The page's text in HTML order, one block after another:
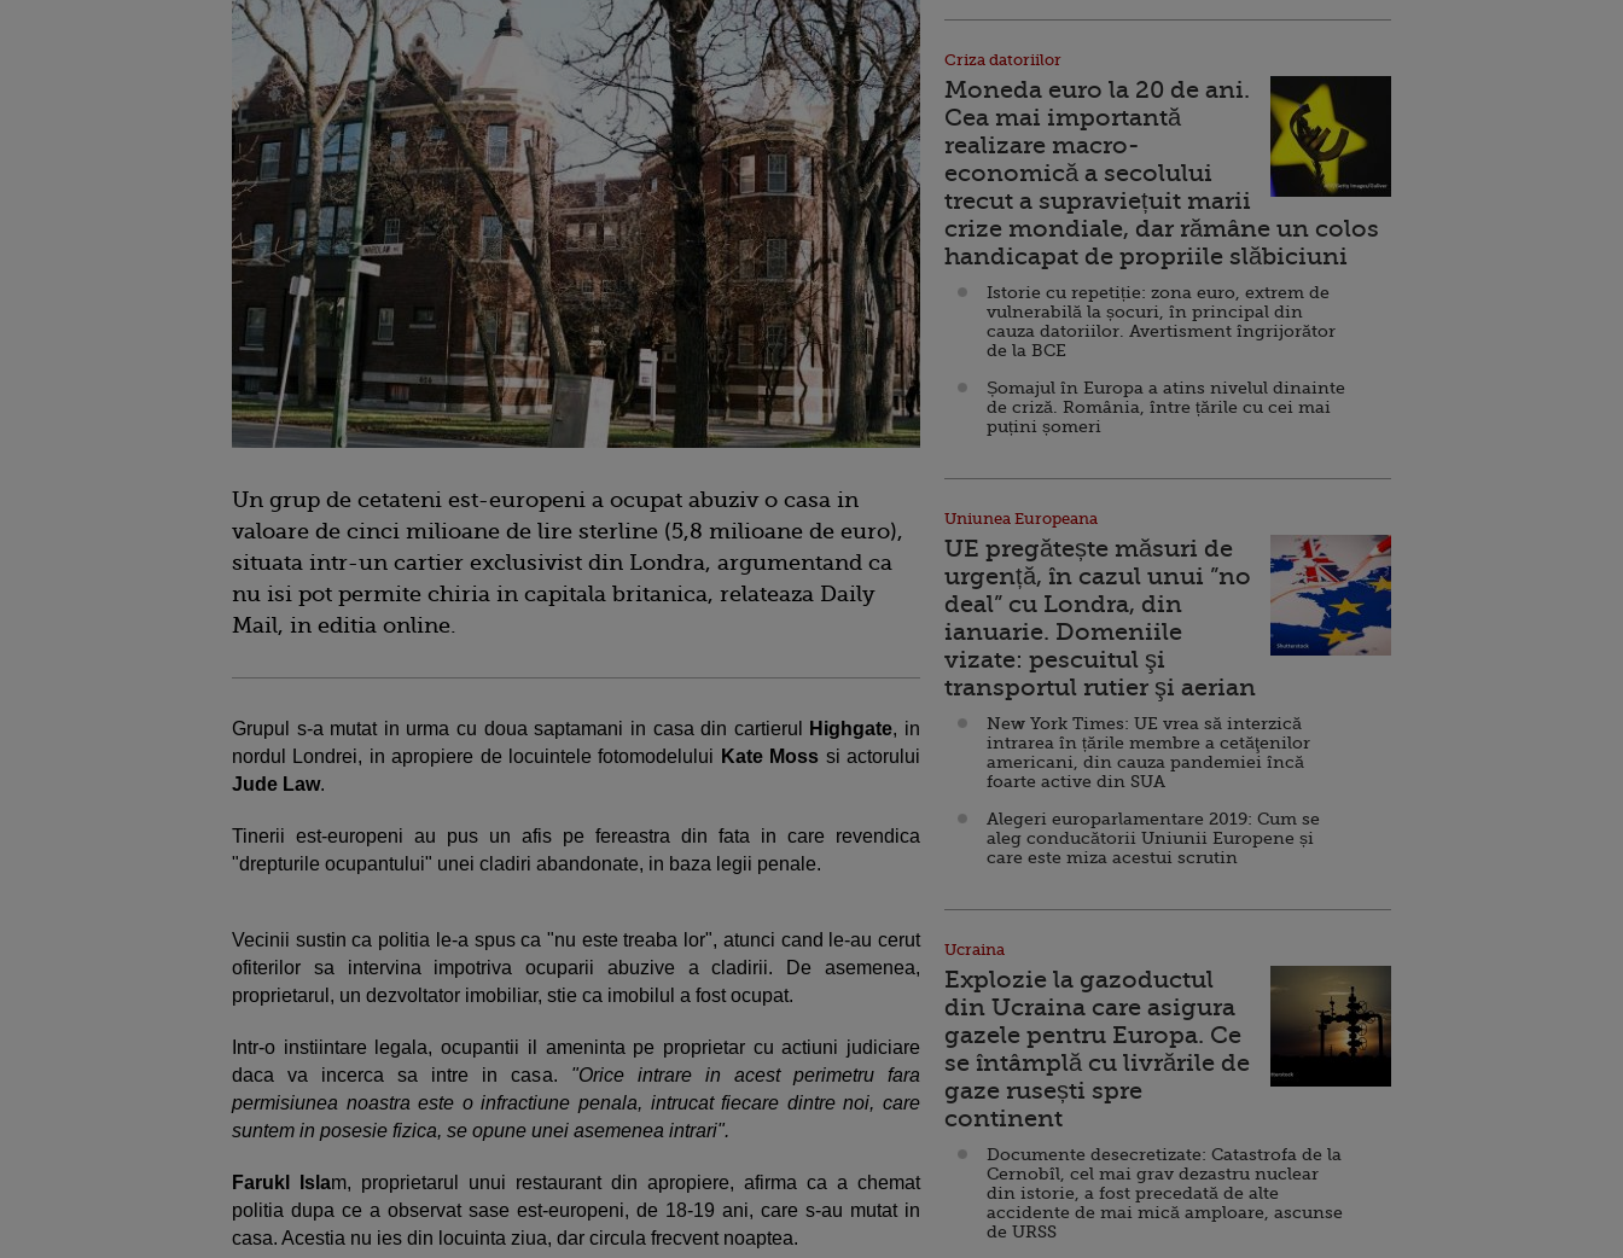
Un grup de cetateni est-europeni a ocupat abuziv o casa in
valoare de cinci milioane de lire sterline (5,8 milioane de euro),
situata intr-un cartier exclusivist din Londra, argumentand ca
nu isi pot permite chiria in capitala britanica, relateaza Daily
Mail, in editia online.
Grupul s-a mutat in urma cu doua saptamani in casa din cartierul Highgate, in
nordul Londrei, in apropiere de locuintele fotomodelului Kate Moss si actorului
Jude Law.
Tinerii est-europeni au pus un afis pe fereastra din fata in care revendica
"drepturile ocupantului" unei cladiri abandonate, in baza legii penale.
Vecinii sustin ca politia le-a spus ca "nu este treaba lor", atunci cand le-au cerut
ofiterilor sa intervina impotriva ocuparii abuzive a cladirii. De asemenea,
proprietarul, un dezvoltator imobiliar, stie ca imobilul a fost ocupat.
Intr-o instiintare legala, ocupantii il ameninta pe proprietar cu actiuni judiciare
daca va incerca sa intre in casa. "Orice intrare in acest perimetru fara
permisiunea noastra este o infractiune penala, intrucat fiecare dintre noi, care
suntem in posesie fizica, se opune unei asemenea intrari".
Farukl Islam, proprietarul unui restaurant din apropiere, afirma ca a chemat
politia dupa ce a observat sase est-europeni, de 18-19 ani, care s-au mutat in
casa. Acestia nu ies din locuinta ziua, dar circula frecvent noaptea.
Criza datoriilor
Moneda euro la 20 de ani.
Cea mai importantă
realizare macro-
economică a secolului
trecut a supraviețuit marii
crize mondiale, dar rămâne un colos
handicapat de propriile slăbiciuni
Istorie cu repetiție: zona euro, extrem de
vulnerabilă la șocuri, în principal din
cauza datoriilor. Avertisment îngrijorător
de la BCE
Șomajul în Europa a atins nivelul dinainte
de criză. România, între țările cu cei mai
puțini șomeri
Uniunea Europeana
UE pregătește măsuri de
urgență, în cazul unui ”no
deal” cu Londra, din
ianuarie. Domeniile
vizate: pescuitul şi
transportul rutier şi aerian
New York Times: UE vrea să interzică
intrarea în țările membre a cetăţenilor
americani, din cauza pandemiei încă
foarte active din SUA
Alegeri europarlamentare 2019: Cum se
aleg conducătorii Uniunii Europene și
care este miza acestui scrutin
Ucraina
Explozie la gazoductul
din Ucraina care asigura
gazele pentru Europa. Ce
se întâmplă cu livrările de
gaze rusești spre
continent
Documente desecretizate: Catastrofa de la
Cernobîl, cel mai grav dezastru nuclear
din istorie, a fost precedată de alte
accidente de mai mică amploare, ascunse
de URSS